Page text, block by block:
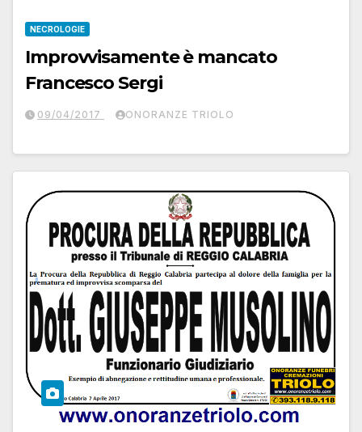
NECROLOGIE
Improvvisamente è mancato
Francesco Sergi
09/04/2017 ONORANZE TRIOLO